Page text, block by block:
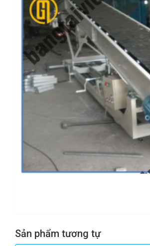
Sản phẩm tương tự